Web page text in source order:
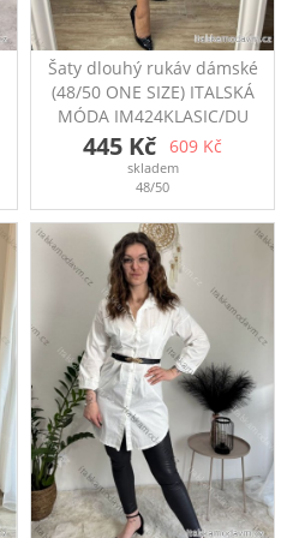
Šaty dlouhý rukáv dámské
(48/50 ONE SIZE) ITALSKÁ
MÓDA IM424KLASIC/DU
Šaty klasik s dlouhým
rukávem Ideální na
každodenní nošení či do
práce Šaty mají kapsy
Rozměry: přes prsa: 110-
120 cm, boky: 106-120
cm, délka: 96 cm Modelka
Veronika na fotografiích
má výšku 170 cm a míry
109-85-115 (prsa-pas-
boky)
445 Kč 609 Kč
skladem
48/50